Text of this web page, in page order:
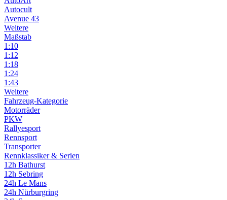
Autocult
Avenue 43
Weitere
Maßstab
1:10
1:12
1:18
1:24
1:43
Weitere
Fahrzeug-Kategorie
Motorräder
PKW
Rallyesport
Rennsport
Transporter
Rennklassiker & Serien
12h Bathurst
12h Sebring
24h Le Mans
24h Nürburgring